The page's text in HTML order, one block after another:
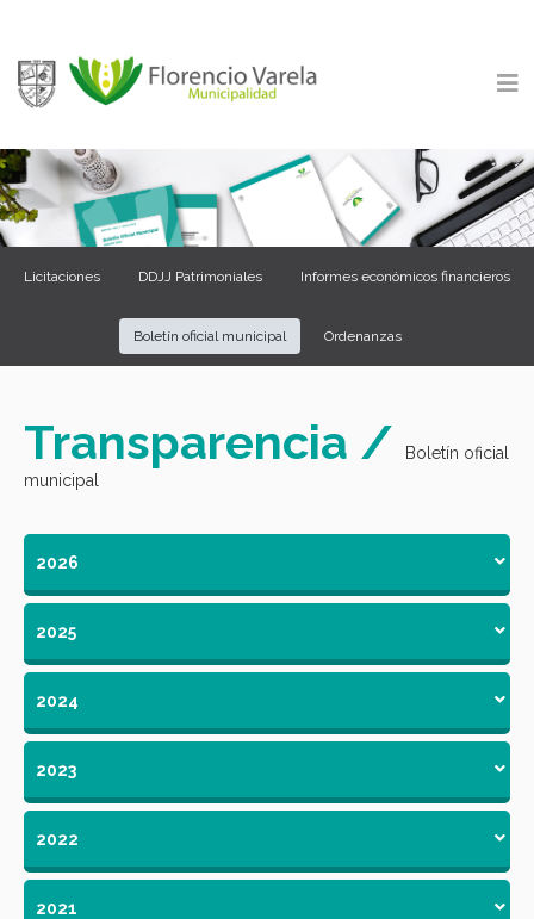
Licitaciones DDJJ Patrimoniales Informes económicos financieros
Boletín oficial municipal Ordenanzas
Transparencia /
Boletín oficial
municipal
2026
2025
2024
2023
2022
2021